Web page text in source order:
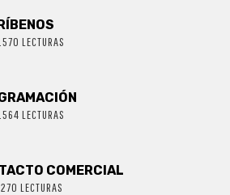
LECTURAS
LECTURAS
COMERCIAL
LECTURAS